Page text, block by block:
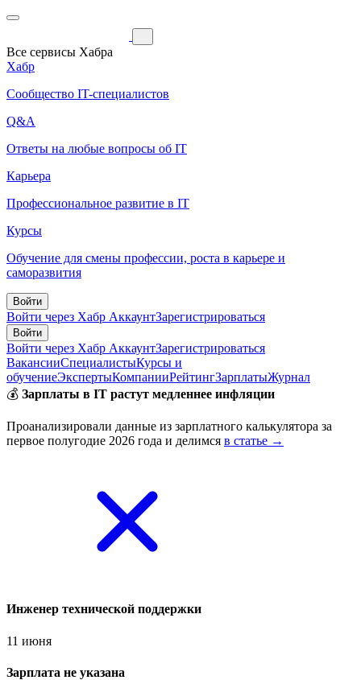
Все сервисы Хабра
Хабр
Сообщество IT-специалистов
Q&A
Ответы на любые вопросы об IT
Карьера
Профессиональное развитие в IT
Курсы
Обучение для смены профессии, роста в карьере и
саморазвития
Войти
Войти через Хабр АккаунтЗарегистрироваться
Войти
Войти через Хабр АккаунтЗарегистрироваться
ВакансииСпециалистыКурсы и
обучениеЭкспертыКомпанииРейтингЗарплатыЖурнал
💰 Зарплаты в IT растут медленнее инфляции
Проанализировали данные из зарплатного калькулятора за
первое полугодие 2026 года и делимся в статье →
Инженер технической поддержки
11 июня
Зарплата не указана